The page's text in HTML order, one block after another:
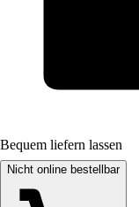
Bequem liefern lassen
Nicht online bestellbar